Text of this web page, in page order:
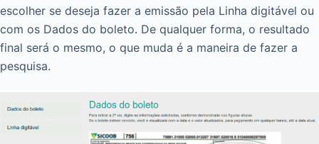
escolher se deseja fazer a emissão pela Linha digitável ou
com os Dados do boleto. De qualquer forma, o resultado
final será o mesmo, o que muda é a maneira de fazer a
pesquisa.